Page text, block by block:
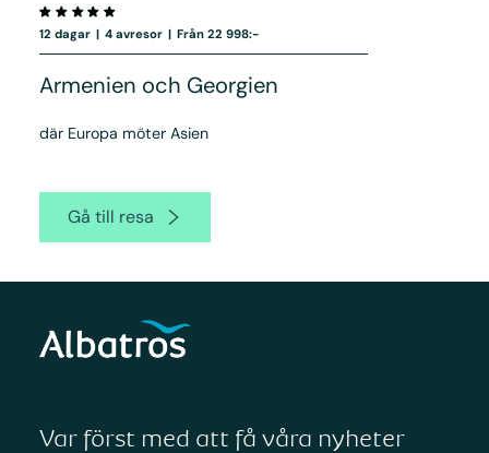
12 dagar | 4 avresor | Från 22 998:-
Armenien och Georgien
där Europa möter Asien
Gå till resa
Var först med att få våra nyheter